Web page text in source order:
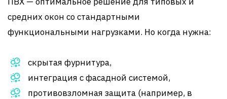
средних окон со стандартными
функциональными нагрузками. Но когда нужна:
скрытая фурнитура,
интеграция с фасадной системой,
противовзломная защита (например, в